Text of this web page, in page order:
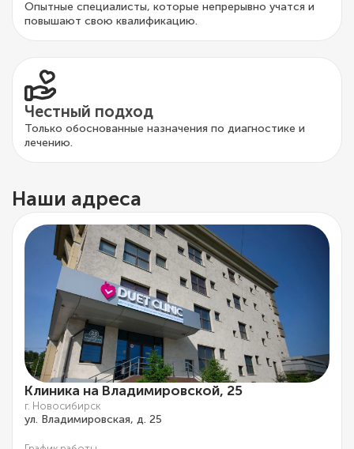
Опытные специалисты, которые непрерывно учатся и
повышают свою квалификацию.
Честный подход
Только обоснованные назначения по диагностике и
лечению.
Наши адреса
Клиника на Владимировской, 25
г. Новосибирск
ул. Владимировская, д. 25